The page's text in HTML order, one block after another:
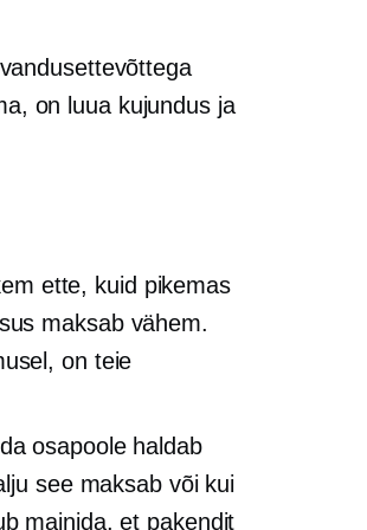
on luua kujundus ja
ette, kuid pikemas
maksab vähem.
on teie
osapoolehaldab
see maksab või kui
mainida, et pakendit